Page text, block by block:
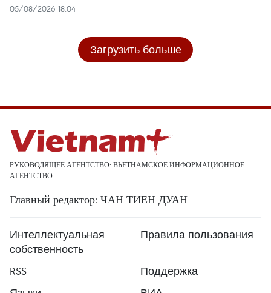
05/08/2026 18:04
Загрузить больше
РУКОВОДЯЩЕЕ АГЕНТСТВО: ВЬЕТНАМСКОЕ ИНФОРМАЦИОННОЕ
АГЕНТСТВО
Главный редактор: ЧАН ТИЕН ДУАН
Интеллектуальная
собственность
Правила пользования
RSS
Поддержка